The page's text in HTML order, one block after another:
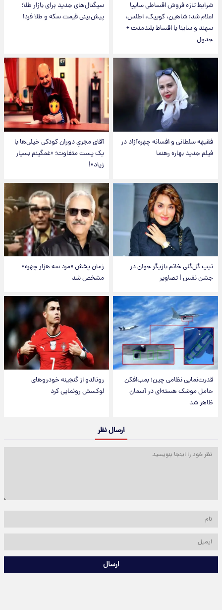
شرایط تازه فروش اقساطی سایپا
اعلام شد؛ شاهین، کوییک، اطلس،
سهند و ساینا با اقساط بلندمدت +
جدول
سیگنال‌های جدید برای بازار طلا؛
پیش‌بینی قیمت سکه و طلا فردا
فقیهه سلطانی و افسانه چهره‌آزاد در
فیلم جدید بهاره رهنما
آقای مجریِ دوران کودکی خیلی‌ها با
یک پست متفاوت؛ «غمگینم بسیار
زیاد»!
تیپ گل‌گلی خانم بازیگر جوان در
جشن نفس | تصاویر
زمان پخش «مرد سه هزار چهره»
مشخص شد
قدرت‌نمایی نظامی چین؛ بمب‌افکن
حامل موشک هسته‌ای در آسمان
ظاهر شد
رونالدو از گنجینه خودروهای
لوکسش رونمایی کرد
ارسال نظر
ارسال